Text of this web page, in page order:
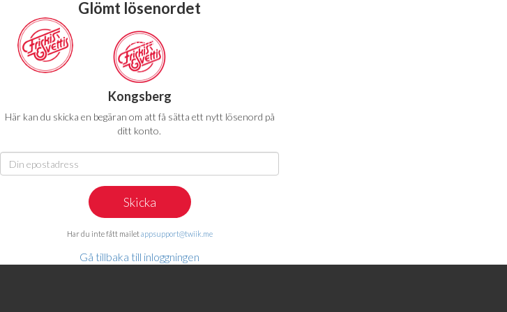
Hem
Glömt lösenordet
Kongsberg
Här kan du skicka en begäran om att få sätta ett nytt lösenord på
ditt konto.
Har du inte fått mailetappsupport@twiik.me
Gå tillbaka till inloggningen